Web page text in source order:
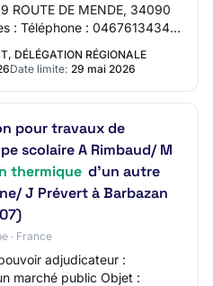
ROUTE DE MENDE, 34090
: Téléphone : 0467613434
Adresse inte…
DÉLÉGATION RÉGIONALE
Date limite: 29 mai 2026
pour travaux de
scolaire A Rimbaud/ M
thermique d'un autre
J Prévert à Barbazan
· France
adjudicateur :
marché public Objet :